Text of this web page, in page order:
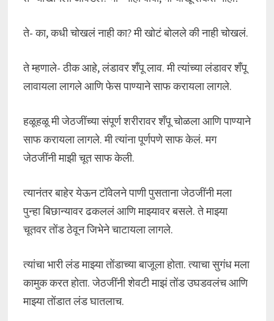
ते- का, कधी चोखलं नाही का? मी खोटं बोलले की नाही चोखलं.
ते म्हणाले- ठीक आहे, लंडावर शँपू लाव. मी त्यांच्या लंडावर शँपू
लावायला लागले आणि फेस पाण्याने साफ करायला लागले.
हळूहळू मी जेठजींच्या संपूर्ण शरीरावर शँपू चोळला आणि पाण्याने
साफ करायला लागले. मी त्यांना पूर्णपणे साफ केलं. मग
जेठजींनी माझी चूत साफ केली.
त्यानंतर बाहेर येऊन टॉवेलने पाणी पुसताना जेठजींनी मला
पुन्हा बिछान्यावर ढकललं आणि माझ्यावर बसले. ते माझ्या
चूतवर तोंड ठेवून जिभेने चाटायला लागले.
त्यांचा भारी लंड माझ्या तोंडाच्या बाजूला होता. त्याचा सुगंध मला
कामुक करत होता. जेठजींनी शेवटी माझं तोंड उघडवलंच आणि
माझ्या तोंडात लंड घातलाच.